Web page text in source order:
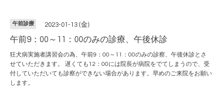
午前診療 2023-01-13 (金)
午前9：00～11：00のみの診療、午後休診
狂犬病実施者講習会の為、午前9：00～11：00のみの診察、午後休診とさ
せていただきます。 遅くても12：00には院長が病院をでてしまうので、受
付していただいても診察ができない場合があります。早めのご来院をお願い
します。